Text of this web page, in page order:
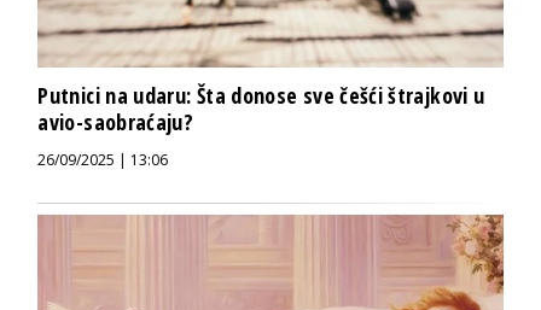
Putnici na udaru: Šta donose sve češći štrajkovi u
avio-saobraćaju?
26/09/2025 | 13:06